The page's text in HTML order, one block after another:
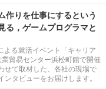
作りを仕事にするという
る，ゲームプログラマと
る就活イベント「キャリア
貿易センター浜松町館で開催
せて取材した、各社の現場で
タビューをお届けします。